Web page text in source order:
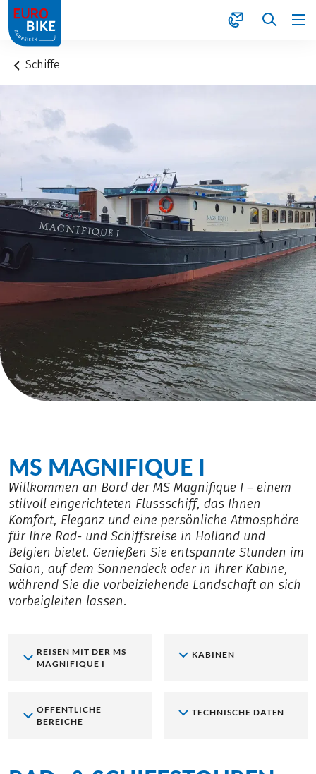
1
Schiffe
MS MAGNIFIQUE I
Willkommen an Bord der MS Magnifique I – einem
stilvoll eingerichteten Flussschiff, das Ihnen
Komfort, Eleganz und eine persönliche Atmosphäre
für Ihre Rad- und Schiffsreise in Holland und
Belgien bietet. Genießen Sie entspannte Stunden im
Salon, auf dem Sonnendeck oder in Ihrer Kabine,
während Sie die vorbeiziehende Landschaft an sich
vorbeigleiten lassen.
REISEN MIT DER MS
MAGNIFIQUE I
KABINEN
ÖFFENTLICHE
BEREICHE
TECHNISCHE DATEN